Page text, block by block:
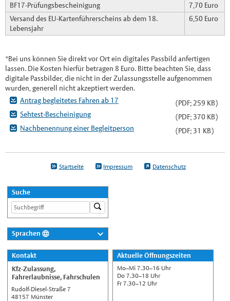
BF17-Prüfungsbescheinigung
7,70 Euro
Versand des EU-Kartenführerscheins ab dem 18.
Lebensjahr
6,50 Euro
*Bei uns können Sie direkt vor Ort ein digitales Passbild anfertigen
lassen. Die Kosten hierfür betragen 8 Euro. Bitte beachten Sie, dass
digitale Passbilder, die nicht in der Zulassungsstelle aufgenommen
wurden, generell nicht akzeptiert werden.
Antrag begleitetes Fahren ab 17
(PDF; 259 KB)
Sehtest-Bescheinigung
(PDF; 370 KB)
Nachbenennung einer Begleitperson
(PDF; 31 KB)
Startseite Impressum Datenschutz
Suche
Sprachen
Nederlands
English
Українська
Kontakt
Kfz-Zulassung,
Fahrerlaubnisse, Fahrschulen
Rudolf-Diesel-Straße 7
48157 Münster
Aktuelle Öffnungszeiten
Mo–Mi 7.30–16 Uhr
Do 7.30–18 Uhr
Fr 7.30–12 Uhr